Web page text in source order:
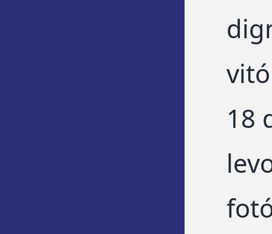
18